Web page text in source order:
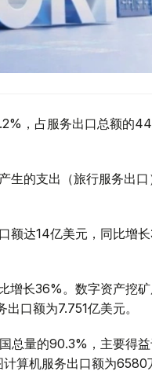
，占服务出口总额的
生的支出（旅行服务出
额达14亿美元，同比增
增长36%。数字资产挖
口额为7.751亿美元。
总量的90.3%，主要得
算机服务出口额为6580